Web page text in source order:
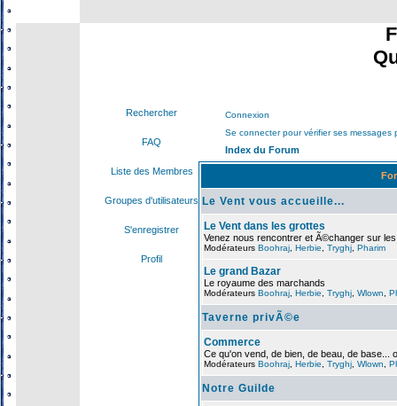
Rechercher
FAQ
Liste des Membres
Groupes d'utilisateurs
S'enregistrer
Profil
Connexion
Se connecter pour vérifier ses messages
Index du Forum
Le Vent vous accueille...
Le Vent dans les grottes
Venez nous rencontrer et Ã©changer sur
Modérateurs Boohraj Herbie Tryghj Pharim
Le grand Bazar
Le royaume des marchands
Modérateurs Boohraj Herbie Tryghj Wlown
Taverne privÃ©e
Commerce
Ce qu'on vend, de bien, de beau, de base...
Modérateurs Boohraj Herbie Tryghj Wlown
Notre Guilde